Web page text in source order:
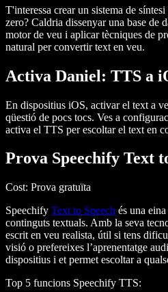
T'interessa crear un sistema de
zero? Caldria dissenyar una base de
motor de veu i aplicar tècniques de
natural per convertir text en veu.
Activa Daniel: TTS a
En dispositius iOS, activar el text a
qüestió de pocs tocs. Ves a
activa el TTS per escoltar el text en
Prova Speechify Text
Cost: Prova gratuïta
Speechify Text to Speech és una
continguts textuals. Amb la seva
escrit en veu realista, útil si tens
visió o prefereixes l’aprenentatge
dispositius i et permet escoltar a
Top 5 funcions Speechify TTS: